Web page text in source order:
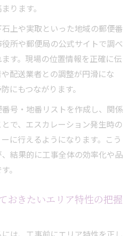
ります。
上や実取といった地域の郵便番
所や郵便局の公式サイトで調べ
す。現場の位置情報を正確に伝
配送業者との調整が円滑にな
にもつながります。
号・地番リストを作成し、関係
で、エスカレーション発生時の
に行えるようになります。こう
結果的に工事全体の効率化や品
。
おきたいエリア特性の把握